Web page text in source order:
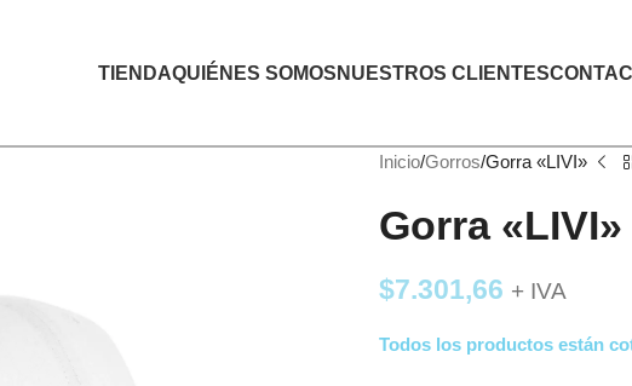
TIENDAQUIÉNES SOMOS NUESTROS CLIENTES
Inicio Gorros Gorra «LIVI»
Gorra «LIVI»
$7.301,66 + IVA
Todos los productos están